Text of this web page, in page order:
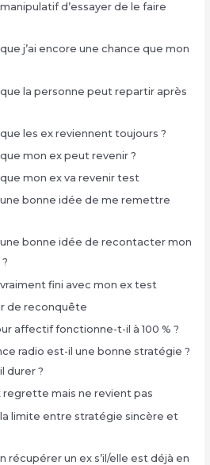
d’essayer de le faire
j’ai encore une chance que mon
la personne peut repartir après
les ex reviennent toujours ?
mon ex peut revenir ?
mon ex va revenir test
bonne idée de me remettre
bonne idée de recontacter mon
fini avec mon ex test
de reconquête
affectif fonctionne-t-il à 100 % ?
radio est-il une bonne stratégie ?
durer ?
regrette mais ne revient pas
limite entre stratégie sincère et
récupérer un ex s’il/elle est déjà en